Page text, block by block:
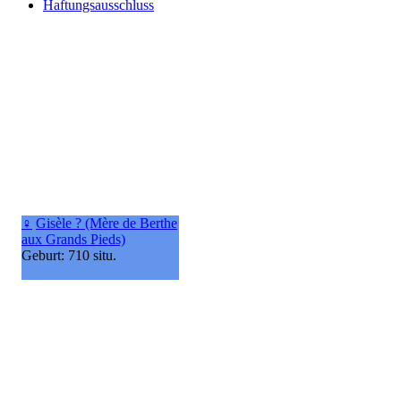
♀ Gisèle ? (Mère de Berthe
aux Grands Pieds)
Geburt: 710 situ.
Haftungsausschluss